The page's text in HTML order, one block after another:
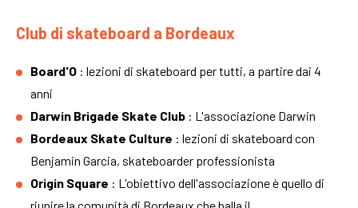
Club di skateboard a Bordeaux
Board'O : lezioni di skateboard per tutti, a partire dai 4
anni
Darwin Brigade Skate Club : L'associazione Darwin
Bordeaux Skate Culture : lezioni di skateboard con
Benjamin Garcia, skateboarder professionista
Origin Square : L'obiettivo dell'associazione è quello di
riunire la comunità di Bordeaux che balla il